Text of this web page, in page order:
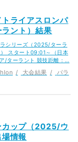
ライアスロンパ
ント）結果
シリーズ（2025/ターラ
スタート09:01～（日本
/ターラント 競技距離：…
大会結果
パラ
カップ（2025/ウ
情報